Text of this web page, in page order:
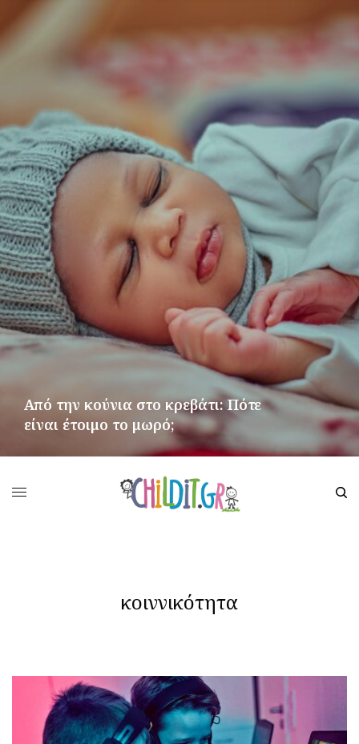
Από την κούνια στο κρεβάτι: Πότε
είναι έτοιμο το μωρό;
κοιννικότητα